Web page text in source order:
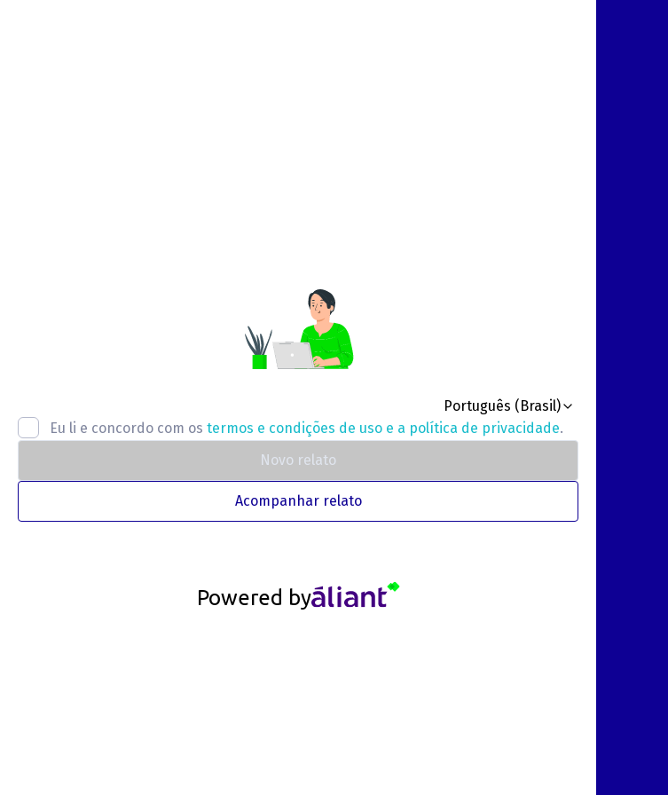
Português (Brasil)
Eu li e concordo com os termos e condições de uso e a política de privacidade.
Novo relato
Acompanhar relato
Powered by